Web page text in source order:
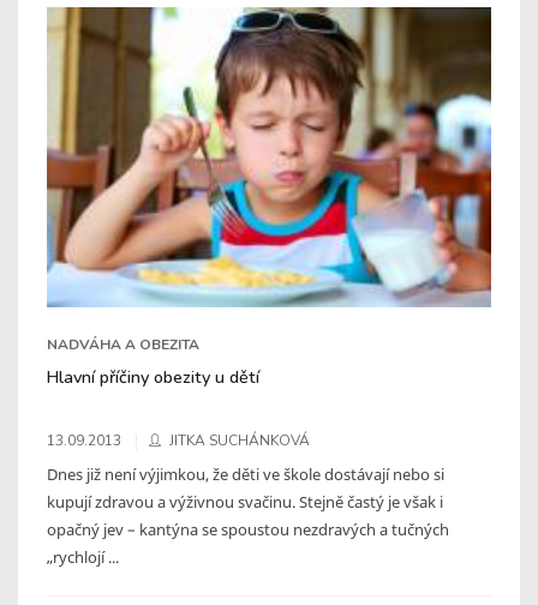
NADVÁHA A OBEZITA
Hlavní příčiny obezity u dětí
13.09.2013 JITKA SUCHÁNKOVÁ
Dnes již není výjimkou, že děti ve škole dostávají nebo si
kupují zdravou a výživnou svačinu. Stejně častý je však i
opačný jev – kantýna se spoustou nezdravých a tučných
„rychlojí ...